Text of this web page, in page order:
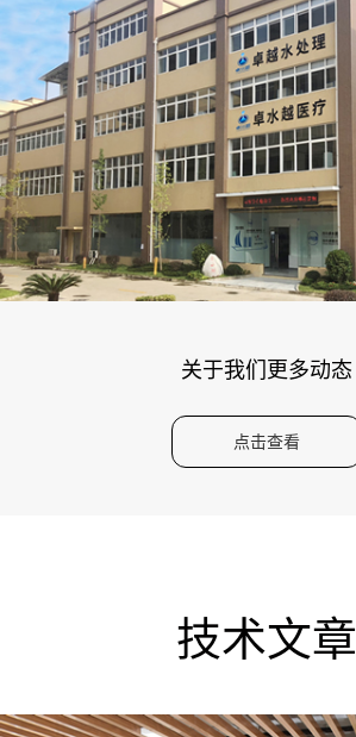
关于我们更多动态
点击查看
技术文章